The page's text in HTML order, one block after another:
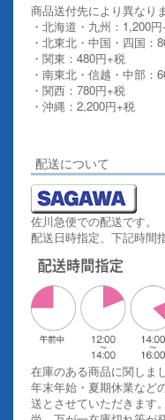
商品送付先により異なりま
・北海道・九州：1,200
・北東北・中国・四国：
・関東：480円+税
・南東北・信越・中部：
・関西：780円+税
・沖縄：2,200円+税
配送について
佐川急便での配送です。
配送日時指定、下記時間
在庫のある商品に関しま
年末年始・夏期休業など
送とさせていただきます。